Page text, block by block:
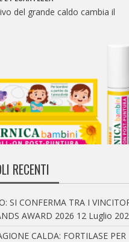
DR. THEISS: GLI ALLEATI COMODI,
in montagna, così come a...
RECENTI
SI CONFERMA TRA I
AWARD 2026 12 Luglio
CALDA: FORTILASE PER